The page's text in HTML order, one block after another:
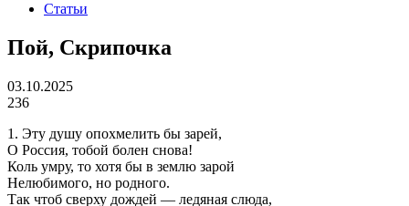
Статьи
Пой, Скрипочка
03.10.2025
236
1. Эту душу опохмелить бы зарей,
О Россия, тобой болен снова!
Коль умру, то хотя бы в землю зарой
Нелюбимого, но родного.
Так чтоб сверху дождей — ледяная слюда,